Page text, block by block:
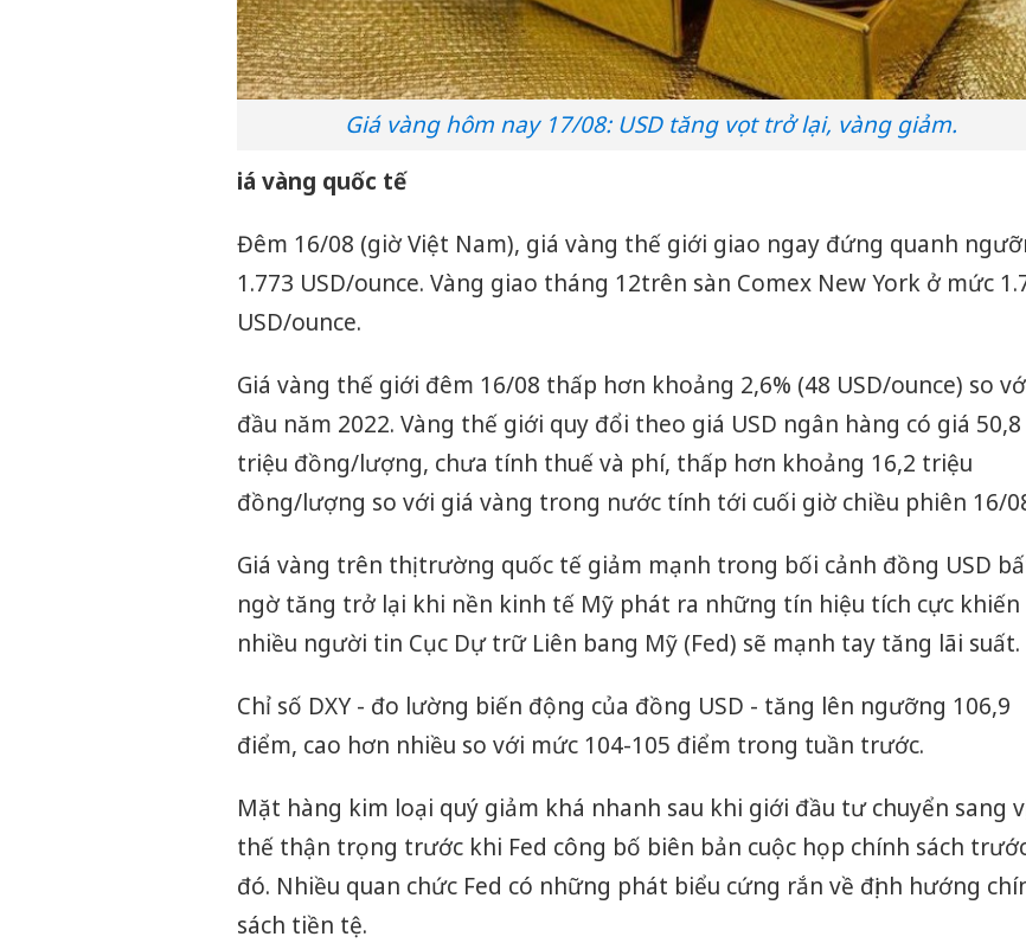
Giá vàng hôm nay 17/08: USD tăng vọt trở lại, vàng giảm.
iá vàng quốc tế
Đêm 16/08 (giờ Việt Nam), giá vàng thế giới giao ngay đứng quanh
1.773 USD/ounce. Vàng giao tháng 12trên sàn Comex New York ở mức
USD/ounce.
Giá vàng thế giới đêm 16/08 thấp hơn khoảng 2,6% (48 USD/ounce) so
đầu năm 2022. Vàng thế giới quy đổi theo giá USD ngân hàng có giá 50,8
triệu đồng/lượng, chưa tính thuế và phí, thấp hơn khoảng 16,2 triệu
đồng/lượng so với giá vàng trong nước tính tới cuối giờ chiều phiên 16/
Giá vàng trên thị trường quốc tế giảm mạnh trong bối cảnh đồng USD
ngờ tăng trở lại khi nền kinh tế Mỹ phát ra những tín hiệu tích cực khiến
nhiều người tin Cục Dự trữ Liên bang Mỹ (Fed) sẽ mạnh tay tăng lãi suất.
Chỉ số DXY - đo lường biến động của đồng USD - tăng lên ngưỡng 106,9
điểm, cao hơn nhiều so với mức 104-105 điểm trong tuần trước.
Mặt hàng kim loại quý giảm khá nhanh sau khi giới đầu tư chuyển sang vị
thế thận trọng trước khi Fed công bố biên bản cuộc họp chính sách
đó. Nhiều quan chức Fed có những phát biểu cứng rắn về định hướng
sách tiền tệ.